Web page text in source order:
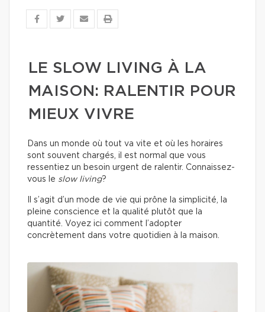
LE SLOW LIVING À LA
MAISON: RALENTIR POUR
MIEUX VIVRE
Dans un monde où tout va vite et où les horaires
sont souvent chargés, il est normal que vous
ressentiez un besoin urgent de ralentir. Connaissez-
vous le slow living?
Il s’agit d’un mode de vie qui prône la simplicité, la
pleine conscience et la qualité plutôt que la
quantité. Voyez ici comment l’adopter
concrètement dans votre quotidien à la maison.